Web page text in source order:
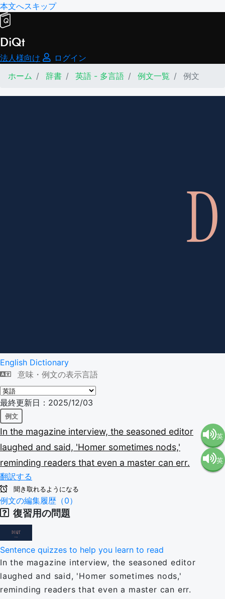
本文へスキップ
DiQt
法人様向け
ログイン
ホーム
辞書 英語 - 多言語 例文一覧 例文
English Dictionary
意味・例文の表示言語
最終更新日：2025/12/03
例文
In the magazine interview, the seasoned editor
laughed and said, 'Homer sometimes nods,'
reminding readers that even a master can err.
翻訳する
英
語（米
英
聞き取れるようになる
例文の編集履歴（0）
復習用の問題
Sentence quizzes to help you learn to read
In the magazine interview, the seasoned editor
laughed and said, 'Homer sometimes nods,'
reminding readers that even a master can err.